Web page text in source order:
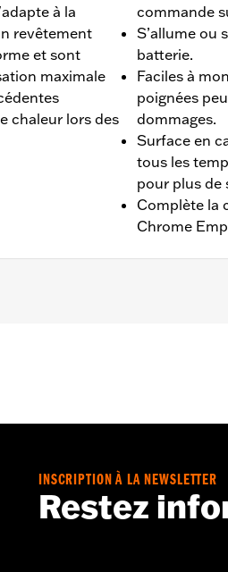
à la
revêtement
et sont
maximale
chaleur lors des
commande
S’allume ou
batterie.
Faciles à
poignées
dommages.
Surface en
tous les
pour plus de
Complète la
Chrome
à partir de 2017
pour plus de détails. Ne
doivent être
spécifiques.
INSCRIPTION À LA NEWSLETTER
Restez